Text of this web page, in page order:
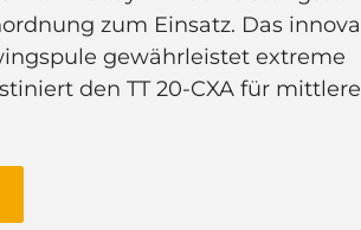
zum Einsatz. Das
gewährleistet extreme
den TT 20-CXA für